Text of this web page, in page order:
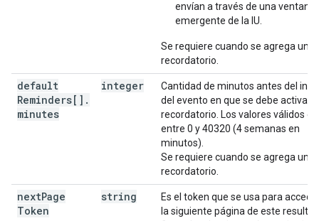
envían a través de una ventana
emergente de la IU.
Se requiere cuando se agrega un
recordatorio.
default
Reminders[] .
minutes
integer
Cantidad de minutos antes del
del evento en que se debe activar
recordatorio. Los valores válidos
entre 0 y 40320 (4 semanas en
minutos).
Se requiere cuando se agrega un
recordatorio.
nextPage
Token
string
Es el token que se usa para
la siguiente página de este